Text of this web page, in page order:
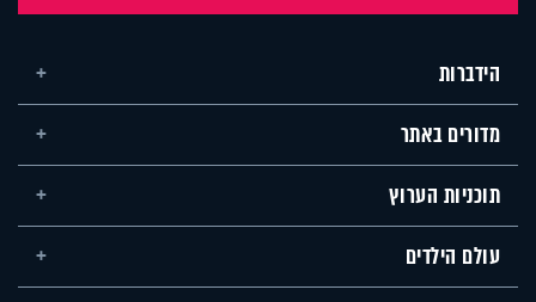
הידברות
מדורים באתר
תוכניות הערוץ
עולם הילדים